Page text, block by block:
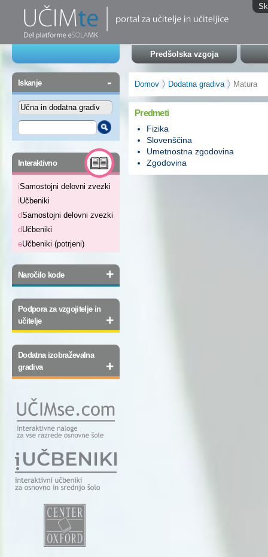
Predšolska vzgoja
Iskanje -
Interaktivno -
iSamostojni delovni zvezki
iUčbeniki
dSamostojni delovni zvezki
dUčbeniki
eUčbeniki (potrjeni)
Naročilo kode +
Podpora za vzgojitelje in
učitelje
+
Dodatna izobraževalna
gradiva
+
Domov Dodatna gradiva Matura
Predmeti
Fizika
Slovenščina
Umetnostna zgodovina
Zgodovina